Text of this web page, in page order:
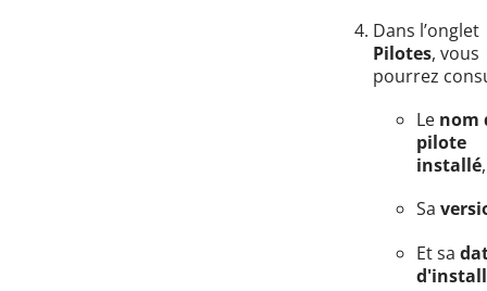
Dans l’onglet
Pilotes, vous
pourrez
Le nom
pilote
installé,
Sa
Et sa